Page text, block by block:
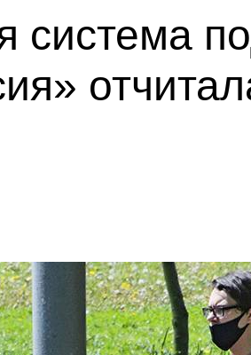
система